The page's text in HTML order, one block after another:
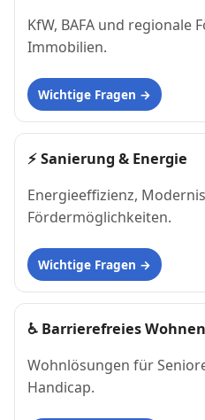
KfW, BAFA und
Immobilien.
Wichtige Fragen
⚡Sanierung & Energie
Energieeffizienz,
Fördermöglichkeiten.
Wichtige Fragen
♿ Barrierefreies Wohnen
Wohnlösungen für
Handicap.